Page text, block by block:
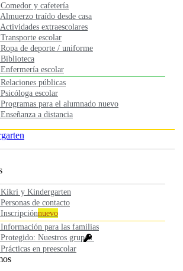
Comedor y cafetería
Almuerzo traído desde casa
Actividades extraescolares
Transporte escolar
Ropa de deporte / uniforme
Biblioteca
Enfermería escolar
Relaciones públicas
Psicóloga escolar
Programas para el alumnado nuevo
Enseñanza a distancia
Kikri y Kindergarten
Personas de contacto
Inscripciónnuevo
Información para las familias
Protegido: Nuestros grupos
Prácticas en preescolar